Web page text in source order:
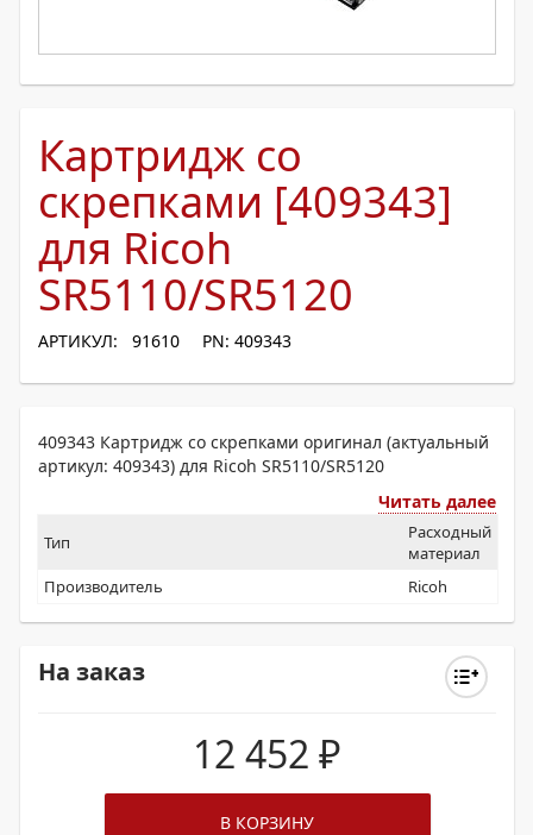
Картридж со
скрепками [409343]
для Ricoh
SR5110/SR5120
АРТИКУЛ: 91610 PN: 409343
409343 Картридж со скрепками оригинал (актуальный
артикул: 409343) для Ricoh SR5110/SR5120
Читать далее
Тип
Расходный
материал
Производитель
Ricoh
На заказ
12 452 ₽
В КОРЗИНУ